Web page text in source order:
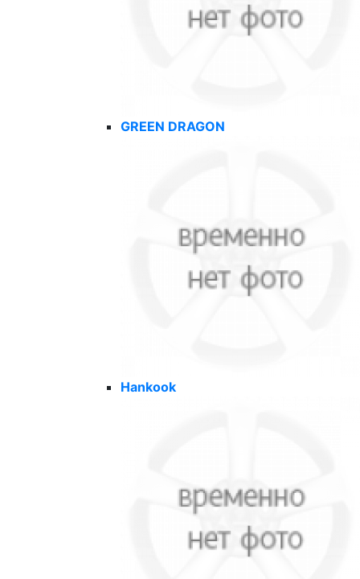
GREEN DRAGON
Hankook